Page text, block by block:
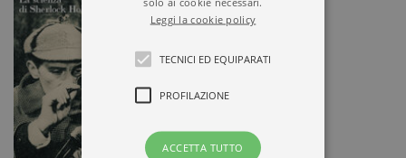
Leggi la cookie policy
TECNICI ED EQUIPARATI
PROFILAZIONE
ACCETTA TUTTO